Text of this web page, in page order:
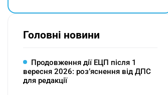
Головні новини
Продовження дії ЕЦП після 1
вересня 2026: розʼяснення від ДПС
для редакції